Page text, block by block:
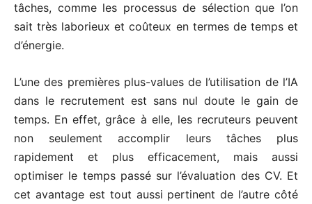
tâches, comme les processus de sélection que l’on
sait très laborieux et coûteux en termes de temps et
d’énergie.
L’une des premières plus-values de l’utilisation de l’IA
dans le recrutement est sans nul doute le gain de
temps. En effet, grâce à elle, les recruteurs peuvent
non seulement accomplir leurs tâches plus
rapidement et plus efficacement, mais aussi
optimiser le temps passé sur l’évaluation des CV. Et
cet avantage est tout aussi pertinent de l’autre côté